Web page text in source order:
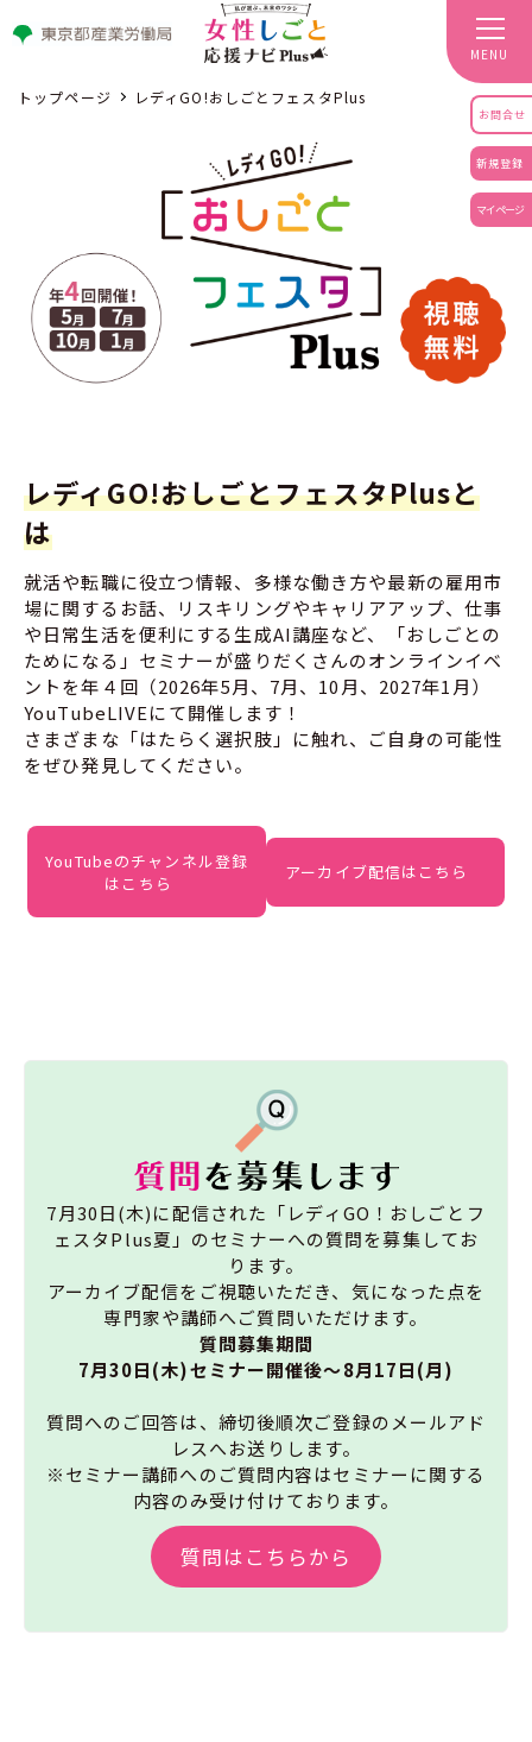
新規登録
マイページ
お問合せ
MENU
トップページ レディGO!おしごとフェスタPlus
レディGO!おしごとフェスタPlusと
は
就活や転職に役立つ情報、多様な働き方や最新の雇用市
場に関するお話、リスキリングやキャリアアップ、仕事
や日常生活を便利にする生成AI講座など、「おしごとの
ためになる」セミナーが盛りだくさんのオンラインイベ
ントを年４回（2026年5月、7月、10月、2027年1月）
YouTubeLIVEにて開催します！
さまざまな「はたらく選択肢」に触れ、ご自身の可能性
をぜひ発見してください。
YouTubeのチャンネル登録
はこちら
アーカイブ配信はこちら
7月30日(木)に配信された「レディGO！おしごとフ
ェスタPlus夏」のセミナーへの質問を募集してお
ります。
アーカイブ配信をご視聴いただき、気になった点を
専門家や講師へご質問いただけます。
質問募集期間
7月30日(木)セミナー開催後～8月17日(月)
質問へのご回答は、締切後順次ご登録のメールアド
レスへお送りします。
※セミナー講師へのご質問内容はセミナーに関する
内容のみ受け付けております。
質問はこちらから